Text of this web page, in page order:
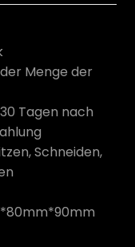
Menge der
Tagen nach
Schneiden,